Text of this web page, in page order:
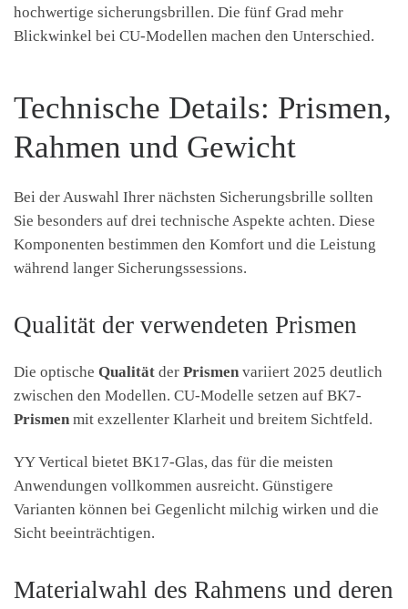
hochwertige sicherungsbrillen. Die fünf Grad mehr
Blickwinkel bei CU-Modellen machen den Unterschied.
Technische Details: Prismen,
Rahmen und Gewicht
Bei der Auswahl Ihrer nächsten Sicherungsbrille sollten
Sie besonders auf drei technische Aspekte achten. Diese
Komponenten bestimmen den Komfort und die Leistung
während langer Sicherungssessions.
Qualität der verwendeten Prismen
Die optische Qualität der Prismen variiert 2025 deutlich
zwischen den Modellen. CU-Modelle setzen auf BK7-
Prismen mit exzellenter Klarheit und breitem Sichtfeld.
YY Vertical bietet BK17-Glas, das für die meisten
Anwendungen vollkommen ausreicht. Günstigere
Varianten können bei Gegenlicht milchig wirken und die
Sicht beeinträchtigen.
Materialwahl des Rahmens und deren